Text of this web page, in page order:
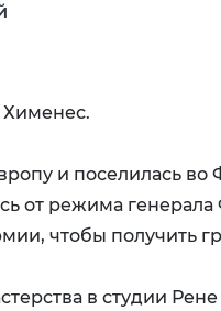
и поселилась
от режима
чтобы получить
в студии